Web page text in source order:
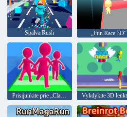
Spalva Rush „Fun Race 3D“
Prisijunkite prie „Clash 3D“